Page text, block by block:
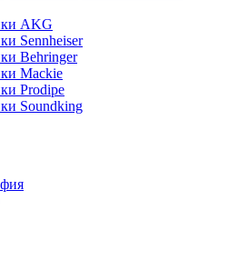
AKG
Sennheiser
Behringer
Mackie
Prodipe
Soundking